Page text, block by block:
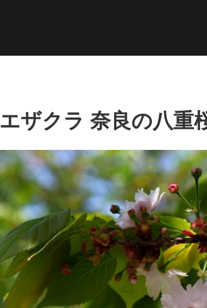
ザクラ 奈良の八重